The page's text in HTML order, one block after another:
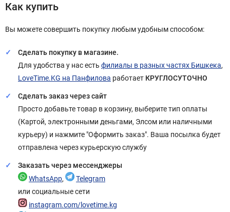
Как купить
Вы можете совершить покупку любым удобным способом:
Сделать покупку в магазине.
Для удобства у нас есть филиалы в разных частях Бишкека,
LoveTime.KG на Панфилова работает КРУГЛОСУТОЧНО
Сделать заказ через сайт
Просто добавьте товар в корзину, выберите тип оплаты
(Картой, электронными деньгами, Элсом или наличными
курьеру) и нажмите "Оформить заказ". Ваша посылка будет
отправлена через курьерскую службу
Заказать через мессенджеры
WhatsApp,
Telegram
или социальные сети
instagram.com/lovetime.kg